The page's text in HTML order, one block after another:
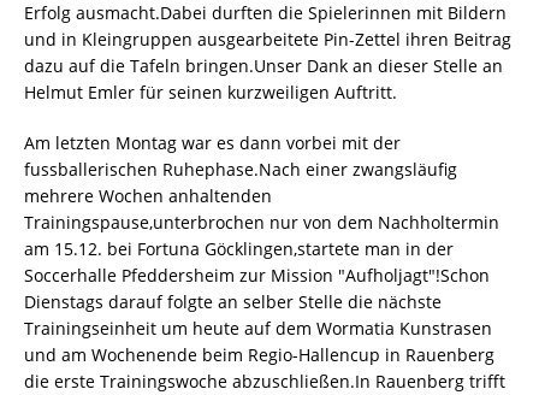
Erfolg ausmacht.Dabei durften die Spielerinnen mit Bildern
und in Kleingruppen ausgearbeitete Pin-Zettel ihren Beitrag
dazu auf die Tafeln bringen.Unser Dank an dieser Stelle an
Helmut Emler für seinen kurzweiligen Auftritt.
Am letzten Montag war es dann vorbei mit der
fussballerischen Ruhephase.Nach einer zwangsläufig
mehrere Wochen anhaltenden
Trainingspause,unterbrochen nur von dem Nachholtermin
am 15.12. bei Fortuna Göcklingen,startete man in der
Soccerhalle Pfeddersheim zur Mission "Aufholjagt"!Schon
Dienstags darauf folgte an selber Stelle die nächste
Trainingseinheit um heute auf dem Wormatia Kunstrasen
und am Wochenende beim Regio-Hallencup in Rauenberg
die erste Trainingswoche abzuschließen.In Rauenberg trifft